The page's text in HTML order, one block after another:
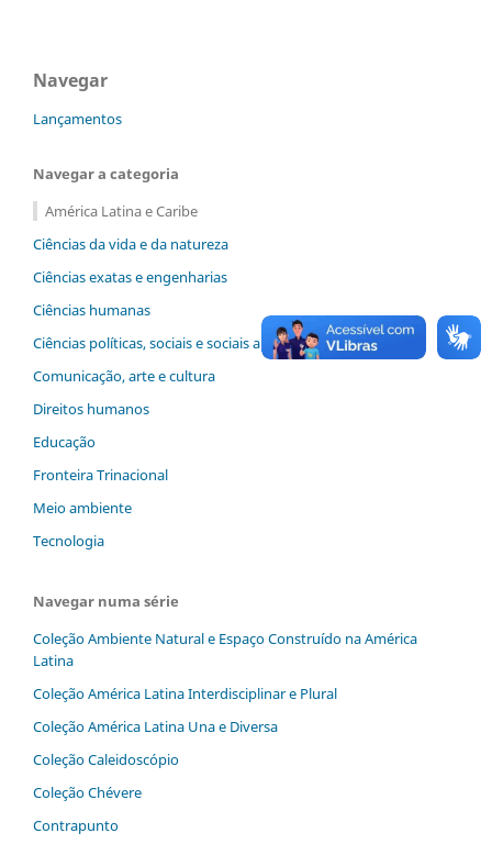
Navegar
Lançamentos
Navegar a categoria
América Latina e Caribe
Ciências da vida e da natureza
Ciências exatas e engenharias
Ciências humanas
Ciências políticas, sociais e sociais aplicadas
Comunicação, arte e cultura
Direitos humanos
Educação
Fronteira Trinacional
Meio ambiente
Tecnologia
Navegar numa série
Coleção Ambiente Natural e Espaço Construído na América
Latina
Coleção América Latina Interdisciplinar e Plural
Coleção América Latina Una e Diversa
Coleção Caleidoscópio
Coleção Chévere
Contrapunto